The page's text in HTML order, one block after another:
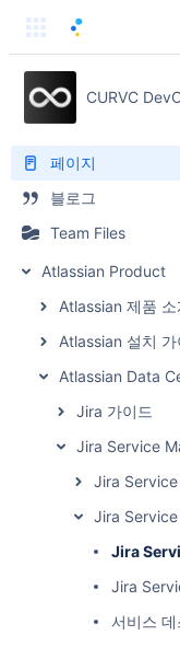
CURVC
페이지
블로그
Team Files
Atlassian Product
Atlassian 제품 소
Atlassian 설치 가
Atlassian Data
Jira 가이드
Jira Service
Jira Service
Jira Service
Jira
Jira
서비스 데